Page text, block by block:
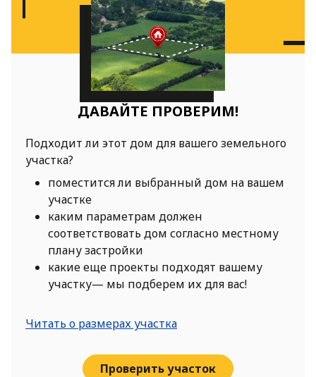
ДАВАЙТЕ ПРОВЕРИМ!
Подходит ли этот дом для вашего земельного
участка?
поместится ли выбранный дом на вашем
участке
каким параметрам должен
соответствовать дом согласно местному
плану застройки
какие еще проекты подходят вашему
участку— мы подберем их для вас!
Читать о размерах участка
Проверить участок